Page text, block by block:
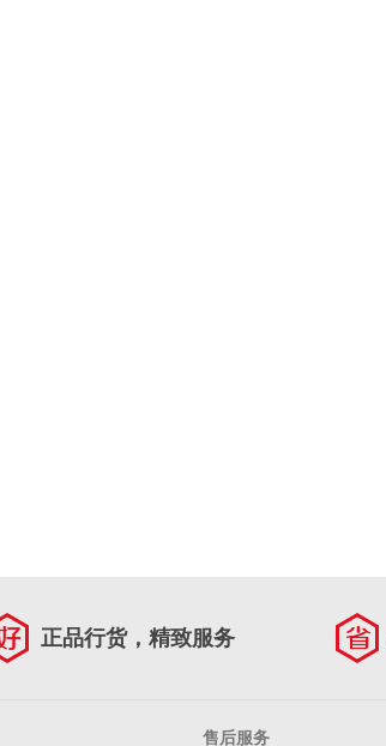
正品行货，精致服务
售后服务